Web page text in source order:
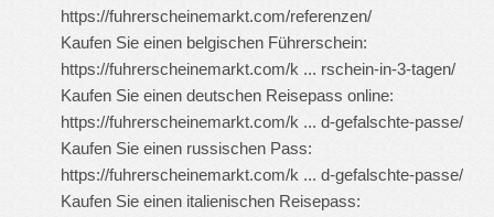
https://fuhrerscheinemarkt.com/referenzen/
Kaufen Sie einen belgischen Führerschein:
https://fuhrerscheinemarkt.com/k ... rschein-in-3-tagen/
Kaufen Sie einen deutschen Reisepass online:
https://fuhrerscheinemarkt.com/k ... d-gefalschte-passe/
Kaufen Sie einen russischen Pass:
https://fuhrerscheinemarkt.com/k ... d-gefalschte-passe/
Kaufen Sie einen italienischen Reisepass: